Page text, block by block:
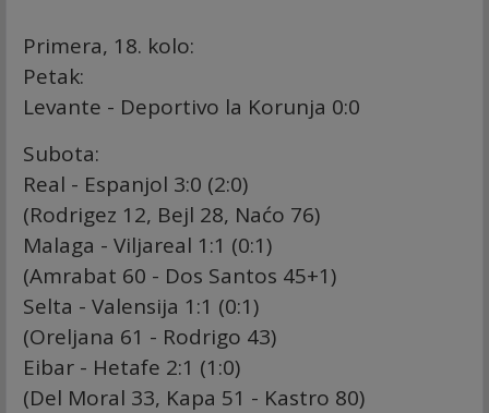
Primera, 18. kolo:
Petak:
Levante - Deportivo la Korunja 0:0
Subota:
Real - Espanjol 3:0 (2:0)
(Rodrigez 12, Bejl 28, Naćo 76)
Malaga - Viljareal 1:1 (0:1)
(Amrabat 60 - Dos Santos 45+1)
Selta - Valensija 1:1 (0:1)
(Oreljana 61 - Rodrigo 43)
Eibar - Hetafe 2:1 (1:0)
(Del Moral 33, Kapa 51 - Kastro 80)